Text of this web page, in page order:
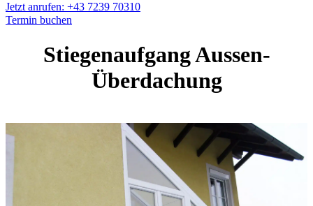
Jetzt anrufen: +43 7239 70310
Termin buchen
Stiegenaufgang Aussen-
Überdachung